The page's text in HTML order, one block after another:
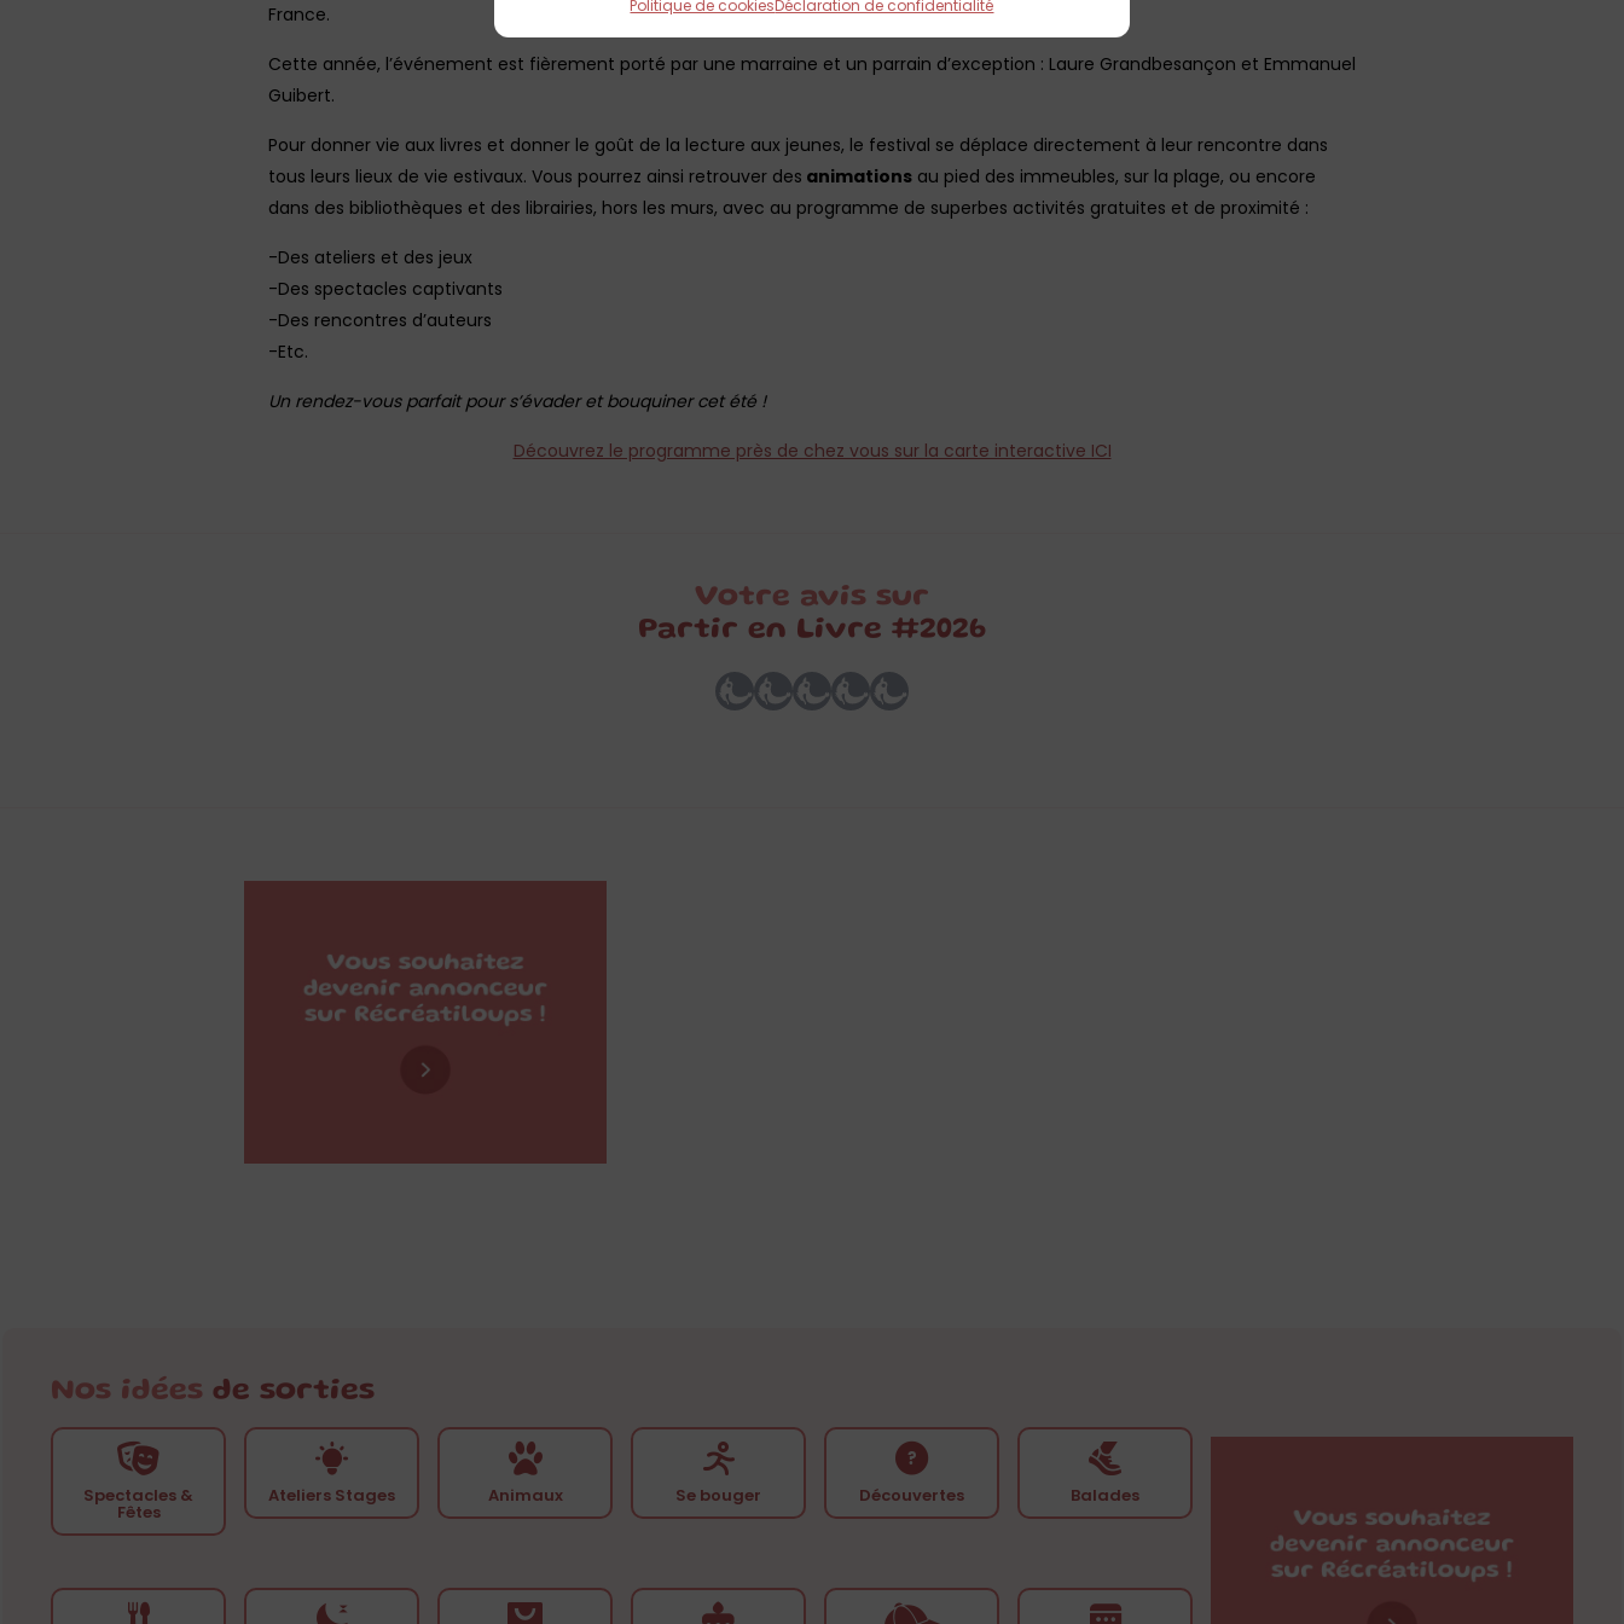
Politique de cookiesDéclaration de confidentialité
France.
Cette année, l’événement est fièrement porté par une marraine et un parrain d’exception : Laure Grandbesançon et Emmanuel
Guibert.
Pour donner vie aux livres et donner le goût de la lecture aux jeunes, le festival se déplace directement à leur rencontre dans
tous leurs lieux de vie estivaux. Vous pourrez ainsi retrouver des animations au pied des immeubles, sur la plage, ou encore
dans des bibliothèques et des librairies, hors les murs, avec au programme de superbes activités gratuites et de proximité :
-Des ateliers et des jeux
-Des spectacles captivants
-Des rencontres d’auteurs
-Etc.
Un rendez-vous parfait pour s’évader et bouquiner cet été !
Découvrez le programme près de chez vous sur la carte interactive ICI
Votre avis sur
Partir en Livre #2026
Nos idées de sorties
Spectacles &
Fêtes
Ateliers Stages Animaux Se bouger Découvertes Balades